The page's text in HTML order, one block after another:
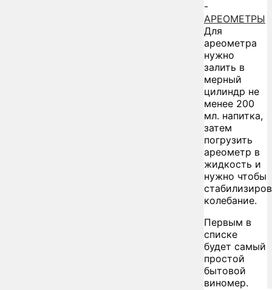
-
АРЕОМЕТРЫ
Для
ареометра
нужно
залить в
мерный
цилиндр не
менее 200
мл. напитка,
затем
погрузить
ареометр в
жидкость и
нужно чтобы
колебание.
Первым в
списке
будет самый
простой
бытовой
виномер.